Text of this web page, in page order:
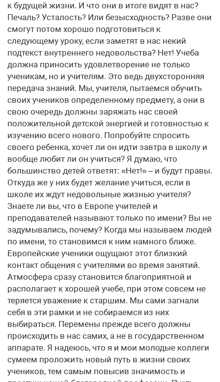
к будущей жизни. И что они в итоге видят в нас?
Печаль? Усталость? Или безысходность? Разве они
смогут потом хорошо подготовиться к
следующему уроку, если заметят в нас некий
подтекст внутреннего недовольства? Нет! Учеба
должна приносить удовлетворение не только
ученикам, но и учителям. Это ведь двухсторонняя
передача знаний. Мы, учителя, пытаемся обучить
своих учеников определенному предмету, а они в
свою очередь должны заряжать нас своей
положительной детской энергией и готовностью к
изучению всего нового. Попробуйте спросить
своего ребенка, хочет ли он идти завтра в школу и
вообще любит ли он учиться? Я думаю, что
большинство детей ответят: «Нет!» – и будут правы.
Откуда же у них будет желание учиться, если в
школе их ждут недовольные жизнью учителя?
Знаете ли вы, что в Европе учителей и
преподавателей называют только по имени? Вы не
задумывались, почему? Когда мы называем людей
по имени, то становимся к ним намного ближе.
Европейские ученики ощущают этот близкий
контакт общения с учителями во время занятий.
Атмосфера сразу становится благоприятной и
располагает к хорошей учебе, при этом совсем не
теряется уважение к старшим. Мы сами загнали
себя в эти рамки и не собираемся из них
выбираться. Перемены прежде всего должны
происходить в нас самих, а не в государственном
аппарате. Я надеюсь, что я и мои молодые коллеги
сумеем проложить новый путь в жизни своих
учеников, тем самым повысив значимость и